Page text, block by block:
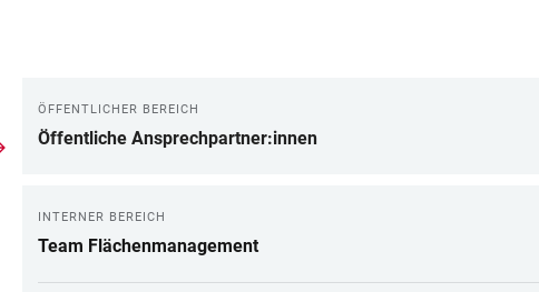
LINKS
ÖFFENTLICHER BEREICH
Öffentliche Ansprechpartner:innen
INTERNER BEREICH
Team Flächenmanagement